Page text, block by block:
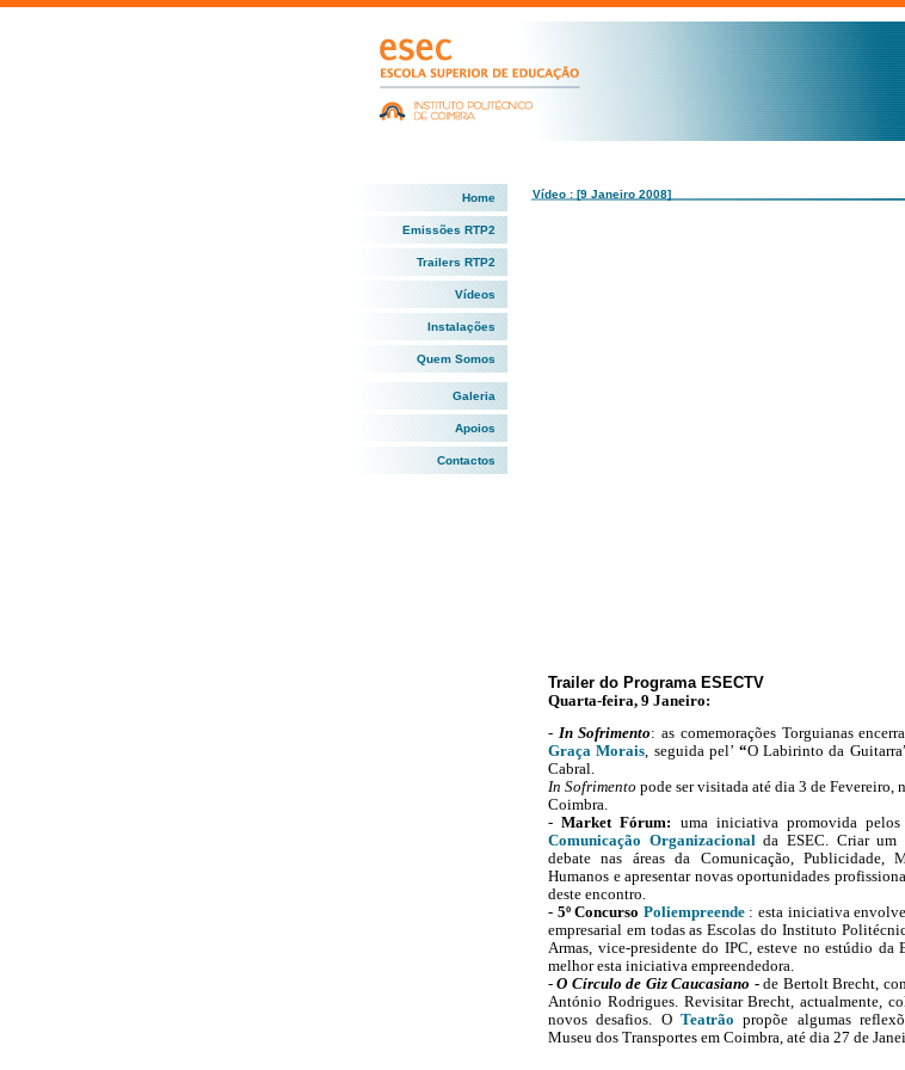
Home
Emissões RTP2
Trailers RTP2
Vídeos
Instalações
Quem Somos
Galeria
Apoios
Contactos
Vídeo : [9 Janeiro 2008]
Trailer do Programa ESECTV
Quarta-feira, 9 Janeiro:
- In Sofrimento: as comemorações Torguianas
Graça Morais, seguida pel’ “O Labirinto da
Cabral.
In Sofrimento pode ser visitada até dia 3 de
Coimbra.
-Market Fórum: uma iniciativa promovida
Comunicação Organizacionalda ESEC. Criar um
debate nas áreas da Comunicação, Publicidade,
Humanos e apresentar novas oportunidades
deste encontro.
- 5º Concurso Poliempreende : esta iniciativa
empresarial em todas as Escolas do Instituto
Armas, vice-presidente do IPC, esteve no estúdio da
melhor esta iniciativa empreendedora.
-O Círculo de Giz Caucasiano -de Bertolt Brecht,
António Rodrigues. Revisitar Brecht, actualmente,
novos desafios. O Teatrão propõe algumas
Museu dos Transportes em Coimbra, até dia 27 de